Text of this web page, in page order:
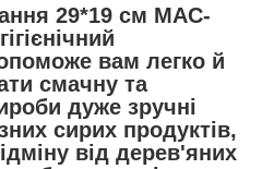
29*19 см MAC-
вам легко й
смачну та
дуже зручні
сирих продуктів,
від дерев'яних